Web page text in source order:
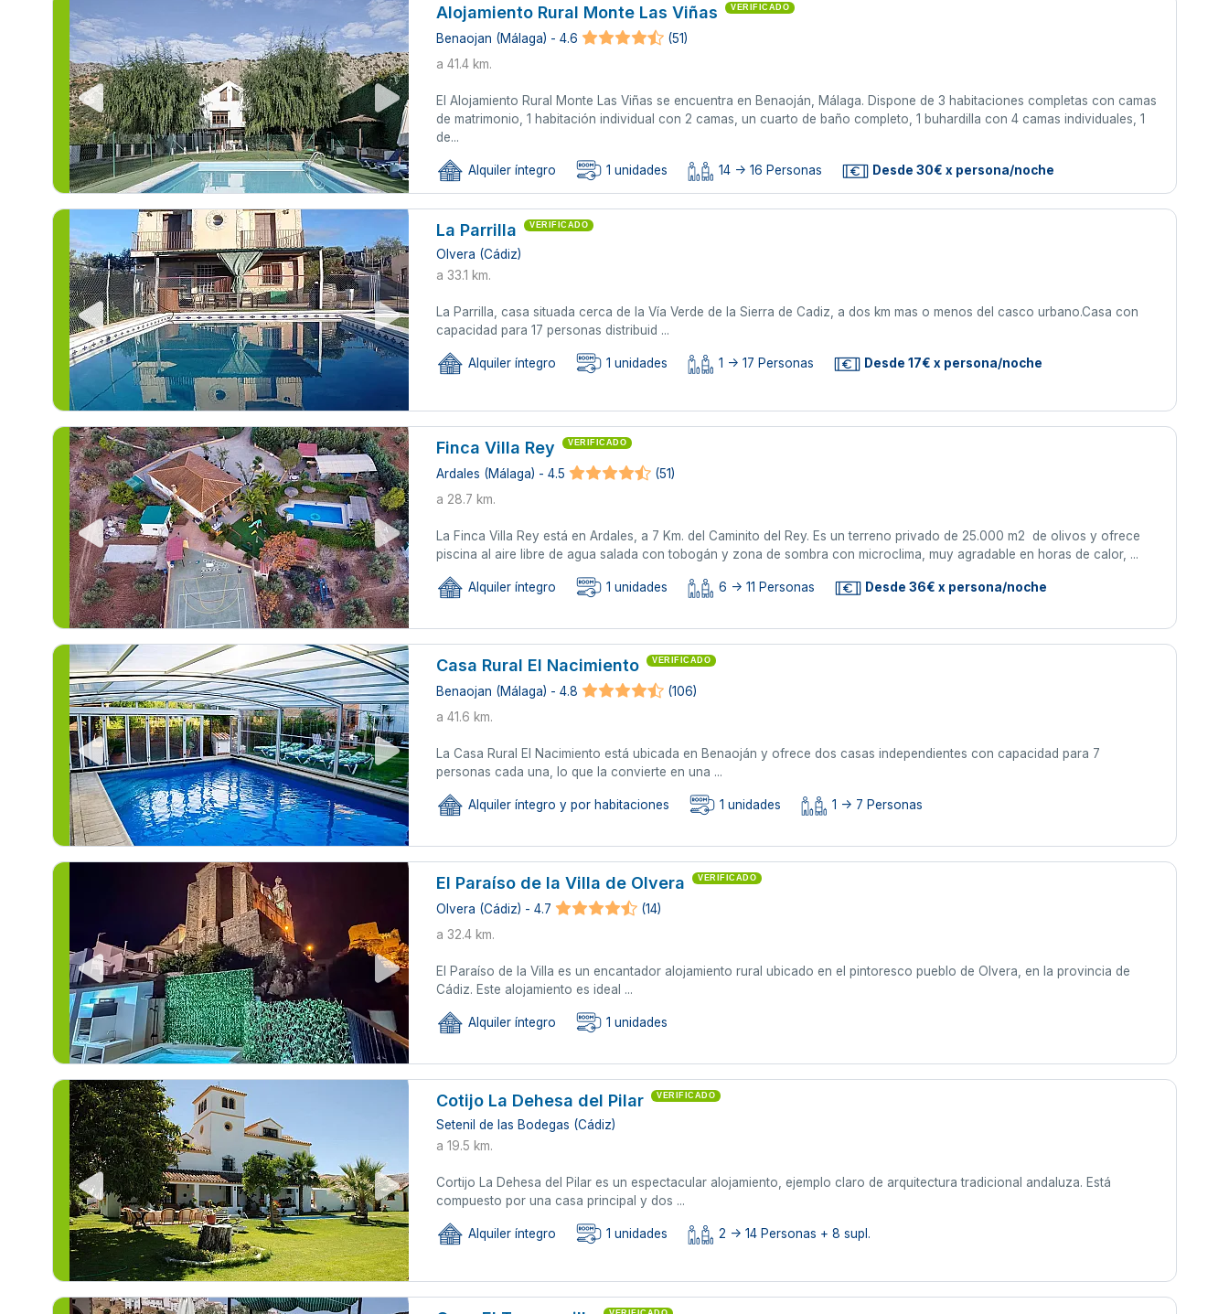
Alojamiento Rural Monte Las Viñas VERIFICADO
Benaojan (Málaga) - 4.6
(51)
a 41.4 km.
El Alojamiento Rural Monte Las Viñas se encuentra en Benaoján, Málaga. Dispone de 3 habitaciones completas con camas
de matrimonio, 1 habitación individual con 2 camas, un cuarto de baño completo, 1 buhardilla con 4 camas individuales, 1
de...
Alquiler íntegro 1 unidades 14 -> 16 Personas Desde 30€ x persona/noche
La Parrilla VERIFICADO
Olvera (Cádiz)
a 33.1 km.
La Parrilla, casa situada cerca de la Vía Verde de la Sierra de Cadiz, a dos km mas o menos del casco urbano.Casa con
capacidad para 17 personas distribuid ...
Alquiler íntegro 1 unidades 1 -> 17 Personas Desde 17€ x persona/noche
Finca Villa Rey VERIFICADO
Ardales (Málaga) - 4.5
(51)
a 28.7 km.
La Finca Villa Rey está en Ardales, a 7 Km. del Caminito del Rey. Es un terreno privado de 25.000 m2 de olivos y ofrece
piscina al aire libre de agua salada con tobogán y zona de sombra con microclima, muy agradable en horas de calor, ...
Alquiler íntegro 1 unidades 6 -> 11 Personas Desde 36€ x persona/noche
Casa Rural El Nacimiento VERIFICADO
Benaojan (Málaga) - 4.8
(106)
a 41.6 km.
La Casa Rural El Nacimiento está ubicada en Benaoján y ofrece dos casas independientes con capacidad para 7
personas cada una, lo que la convierte en una ...
Alquiler íntegro y por habitaciones 1 unidades 1 -> 7 Personas
El Paraíso de la Villa de Olvera VERIFICADO
Olvera (Cádiz) - 4.7
(14)
a 32.4 km.
El Paraíso de la Villa es un encantador alojamiento rural ubicado en el pintoresco pueblo de Olvera, en la provincia de
Cádiz. Este alojamiento es ideal ...
Alquiler íntegro 1 unidades
Cotijo La Dehesa del Pilar VERIFICADO
Setenil de las Bodegas (Cádiz)
a 19.5 km.
Cortijo La Dehesa del Pilar es un espectacular alojamiento, ejemplo claro de arquitectura tradicional andaluza. Está
compuesto por una casa principal y dos ...
Alquiler íntegro 1 unidades 2 -> 14 Personas + 8 supl.